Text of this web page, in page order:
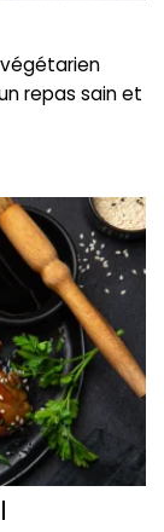
repas sain et